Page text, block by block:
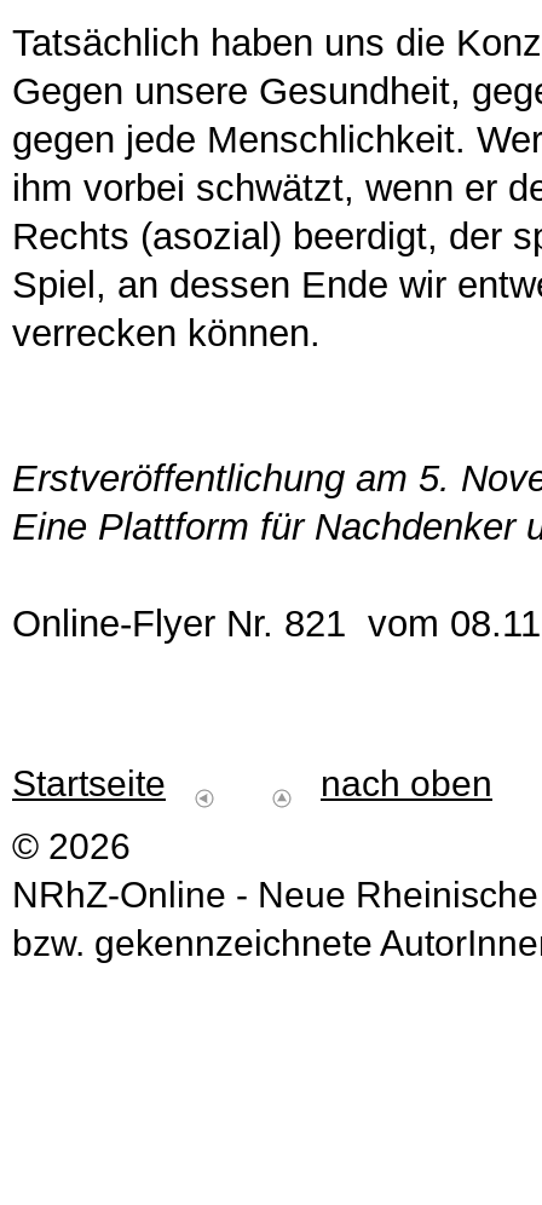
Tatsächlich haben uns die
Gegen unsere Gesundheit,
gegen jede Menschlichkeit.
ihm vorbei schwätzt, wenn er
Rechts (asozial) beerdigt, der
Spiel, an dessen Ende wir
verrecken können.
Erstveröffentlichung am 5.
Eine Plattform für Nachdenker
Online-Flyer Nr. 821 vom
Startseite
nach oben
© 2026
NRhZ-Online - Neue
bzw. gekennzeichnete